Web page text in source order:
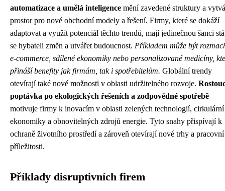
automatizace a umělá inteligence mění zavedené struktury a
prostor pro nové obchodní modely a řešení. Firmy, které se dokáží
adaptovat a využít potenciál těchto trendů, mají jedinečnou šanci
se hybateli změn a utvářet budoucnost. Příkladem může být
e-commerce, sdílené ekonomiky nebo personalizované medicíny,
přináší benefity jak firmám, tak i spotřebitelům. Globální trendy
otevírají také nové možnosti v oblasti udržitelného rozvoje.
poptávka po ekologických řešeních a zodpovědné spotřebě
motivuje firmy k inovacím v oblasti zelených technologií, cirkulární
ekonomiky a obnovitelných zdrojů energie. Tyto snahy přispívají k
ochraně životního prostředí a zároveň otevírají nové trhy a pracovní
příležitosti.
Příklady disruptivních firem